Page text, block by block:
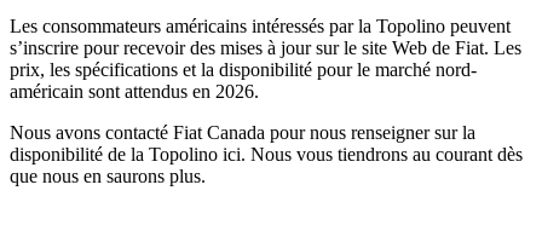
Les consommateurs américains intéressés par la Topolino peuvent
s’inscrire pour recevoir des mises à jour sur le site Web de Fiat. Les
prix, les spécifications et la disponibilité pour le marché nord-
américain sont attendus en 2026.
Nous avons contacté Fiat Canada pour nous renseigner sur la
disponibilité de la Topolino ici. Nous vous tiendrons au courant dès
que nous en saurons plus.